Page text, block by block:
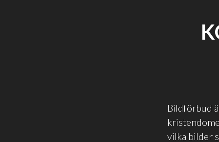
Bildförbud
vilka bilder